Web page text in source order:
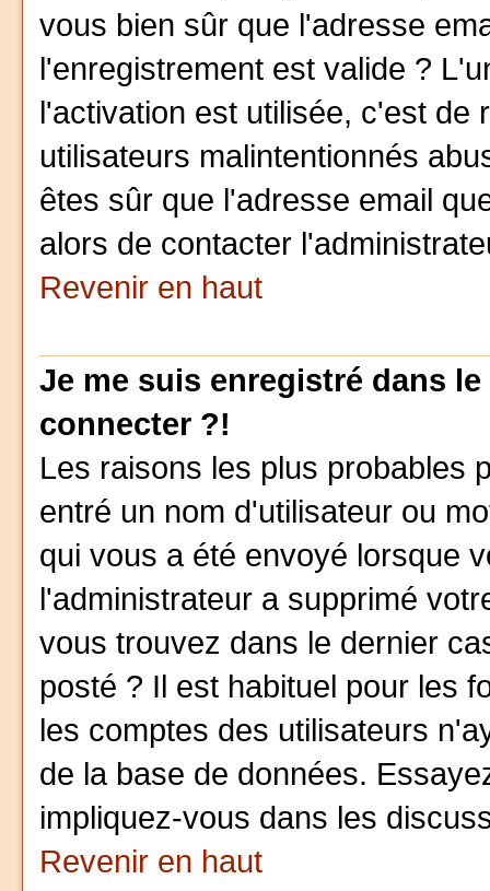
vous bien sûr que l'adresse
l'enregistrement est valide ?
l'activation est utilisée, c'est de
utilisateurs malintentionnés
êtes sûr que l'adresse email
alors de contacter
Revenir en haut
Je me suis enregistré dans
connecter ?!
Les raisons les plus probables
entré un nom d'utilisateur ou
qui vous a été envoyé lorsque
l'administrateur a supprimé
vous trouvez dans le dernier
posté ? Il est habituel pour les
les comptes des utilisateurs
de la base de données.
impliquez-vous dans les
Revenir en haut